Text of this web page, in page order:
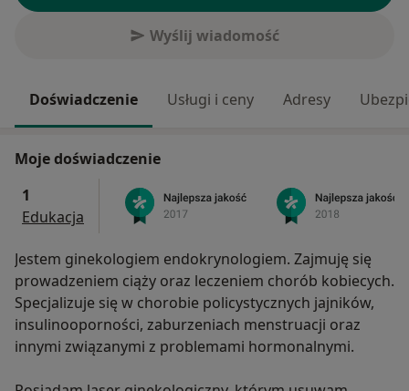
Wyślij wiadomość
Doświadczenie Usługi i ceny Adresy
Moje doświadczenie
1
Edukacja
Jestem ginekologiem endokrynologiem. Zajmuję się
prowadzeniem ciąży oraz leczeniem chorób kobiecych.
Specjalizuje się w chorobie policystycznych jajników,
insulinooporności, zaburzeniach menstruacji oraz
innymi związanymi z problemami hormonalnymi.